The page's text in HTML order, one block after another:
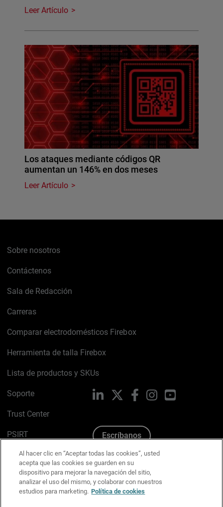
Leer Artículo
Los ataques mediante códigos QR
aumentan un 146% en dos meses
Leer Artículo
Sobre nosotros
Contáctenos
Sala de Redacción
Carreras
Comparar electrodomésticos Firebox
Herramienta de talla Firebox
Lista de productos y SKUs
Soporte
Trust Center
PSIRT
Política de cookies
Política de privacidad
Kit de medios y marca
LinkedIn FacebookInstagramYouTube
Escríbanos
Al hacer clic en “Aceptar todas las cookies”, usted
acepta que las cookies se guarden en su
dispositivo para mejorar la navegación del sitio,
analizar el uso del mismo, y colaborar con nuestros
estudios para marketing. Política de cookies